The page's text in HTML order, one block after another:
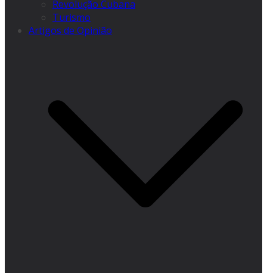
Revolução Cubana
Turismo
Artigos de Opinião